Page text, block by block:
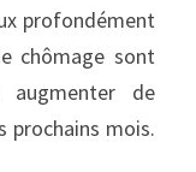
profondément
chômage sont
augmenter de
prochains mois.